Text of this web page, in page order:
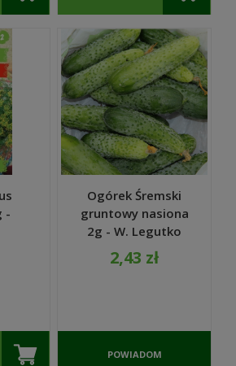
-
Ogórek Śremski
gruntowy nasiona
2g - W. Legutko
2,43 zł
POWIADOM